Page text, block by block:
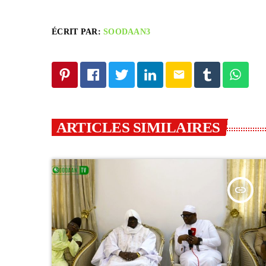
ÉCRIT PAR:SOODAAN3
email
ARTICLES SIMILAIRES
insert_link